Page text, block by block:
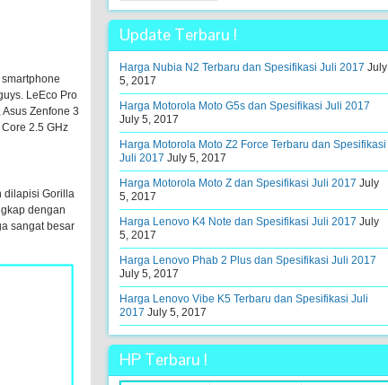
LeEco Pro
Zenfone 3
2.5 GHz
dilapisi Gorilla
dengan
sangat besar
Smartphone
!Update Terbaru !
Harga Nubia N2 Terbaru dan Spesifikasi Juli 2017 July
5, 2017
Harga Motorola Moto G5s dan Spesifikasi Juli 2017
July 5, 2017
Harga Motorola Moto Z2 Force Terbaru dan Spesifikasi
Juli 2017 July 5, 2017
Harga Motorola Moto Z dan Spesifikasi Juli 2017 July
5, 2017
Harga Lenovo K4 Note dan Spesifikasi Juli 2017 July
5, 2017
Harga Lenovo Phab 2 Plus dan Spesifikasi Juli 2017
July 5, 2017
Harga Lenovo Vibe K5 Terbaru dan Spesifikasi Juli
2017 July 5, 2017
HP Terbaru !